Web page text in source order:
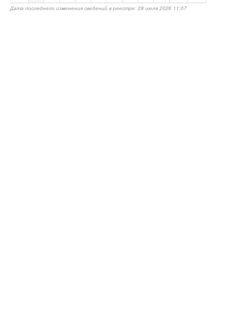
Дата последнего изменения сведений в реестре: 28 июля 2026 11:07